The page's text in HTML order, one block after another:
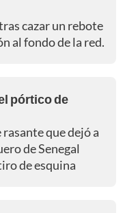
cazar un rebote
al fondo de la red.
pórtico de
que dejó a
de Senegal
de esquina